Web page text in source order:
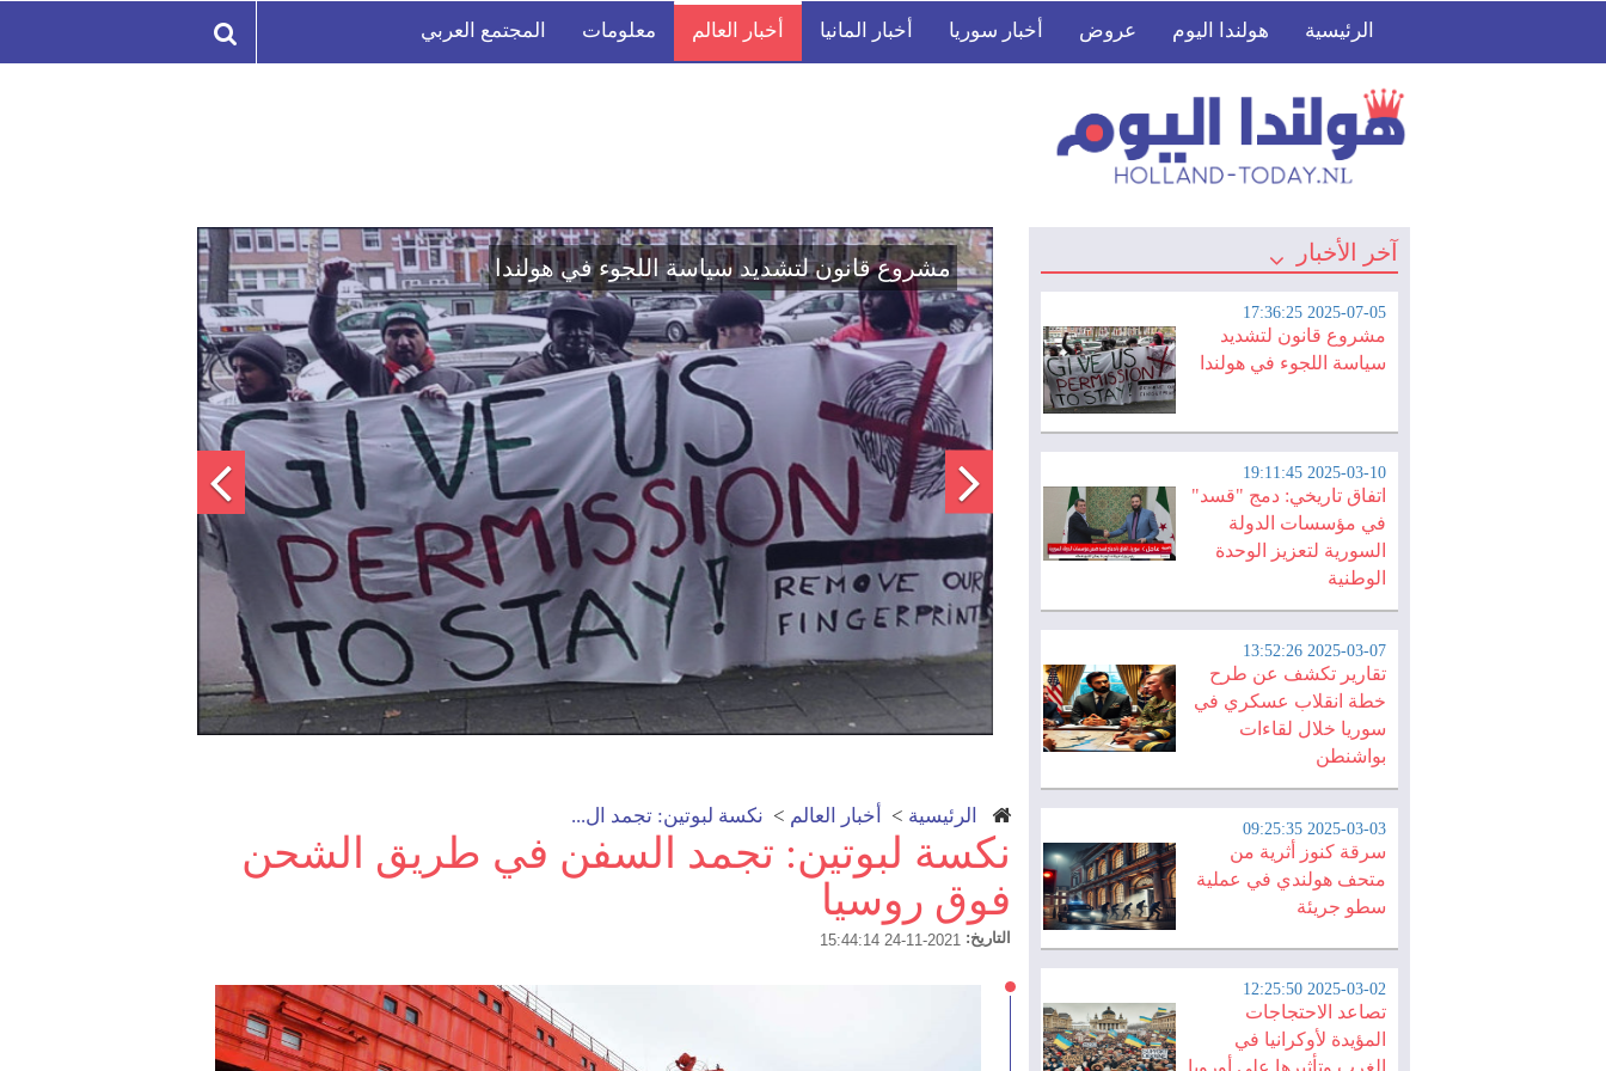
الرئيسية هولندا اليوم عروض أخبار سوريا أخبار المانيا أخبار العالم معلومات المجتمع العربي
آخر الأخبار
2025-07-05 17:36:25
مشروع قانون لتشديد
سياسة اللجوء في هولندا
2025-03-10 19:11:45
اتفاق تاريخي: دمج "قسد"
في مؤسسات الدولة
السورية لتعزيز الوحدة
الوطنية
2025-03-07 13:52:26
تقارير تكشف عن طرح
خطة انقلاب عسكري في
سوريا خلال لقاءات
بواشنطن
2025-03-03 09:25:35
سرقة كنوز أثرية من
متحف هولندي في عملية
سطو جريئة
2025-03-02 12:25:50
تصاعد الاحتجاجات
المؤيدة لأوكرانيا في
اتفاق تاريخي: دمج "قسد" في مؤسسات الدولة السورية لتعزيز الوحدة
الوطنية
الرئيسية > أخبار العالم > نكسة لبوتين: تجمد ال...
نكسة لبوتين: تجمد السفن في طريق الشحن
فوق روسيا
التاريخ: